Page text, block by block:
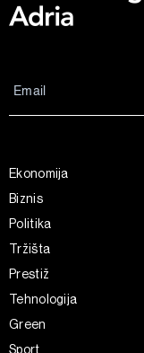
Ekonomija
Biznis
Politika
Tržišta
Prestiž
Tehnologija
Green
Sport